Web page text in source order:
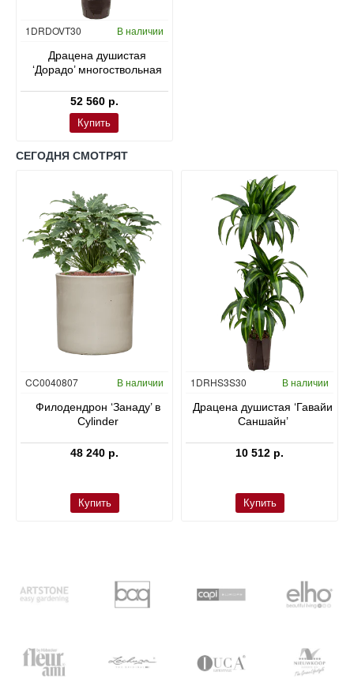
Гидропоника
1DRDOVT30 В наличии
Драцена душистая
‘Дорадо’ многоствольная
52 560 р.
Купить
СЕГОДНЯ СМОТРЯТ
CC0040807 В наличии
Филодендрон ‘Занаду’ в
Cylinder
48 240 р.
Купить
Гидропоника
1DRHS3S30 В наличии
Драцена душистая ‘Гавайи
Саншайн’
10 512 р.
Купить